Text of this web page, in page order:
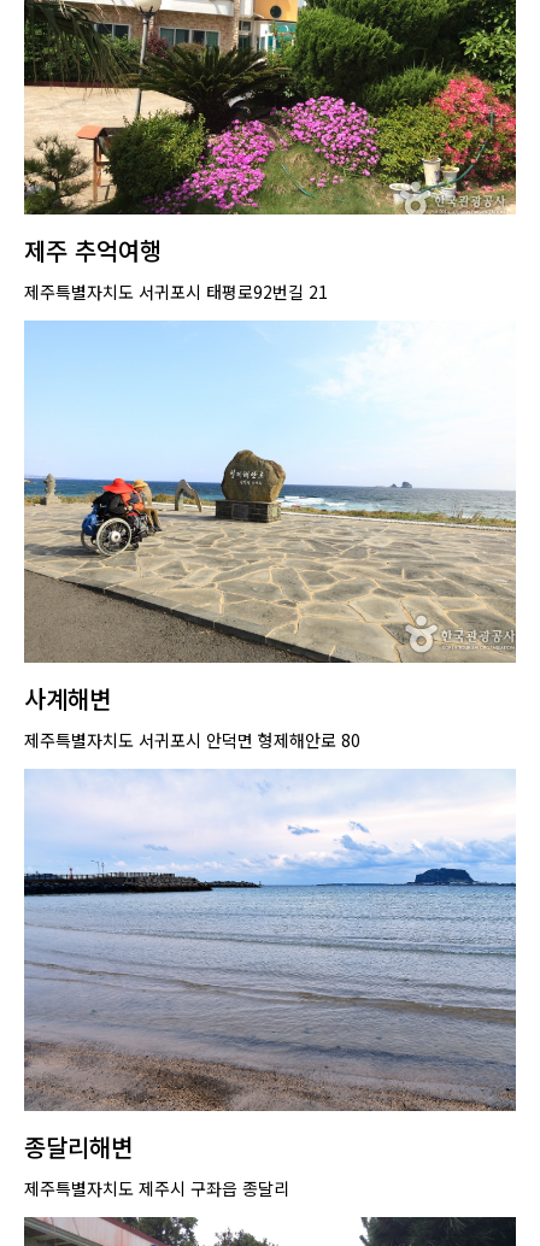
제주 추억여행
제주특별자치도 서귀포시 태평로92번길 21
사계해변
제주특별자치도 서귀포시 안덕면 형제해안로 80
종달리해변
제주특별자치도 제주시 구좌읍 종달리